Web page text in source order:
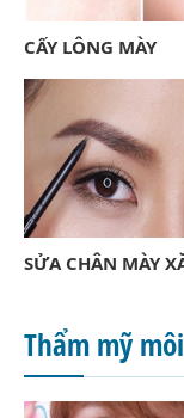
CẤY LÔNG MÀY
Thẩm mỹ môi